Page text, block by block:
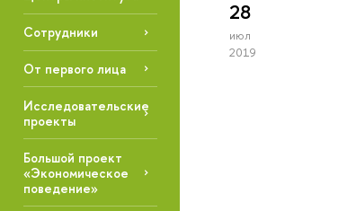
Сотрудники
От первого лица
Исследовательские
проекты
Большой проект
«Экономическое
поведение»
28
июл
2019